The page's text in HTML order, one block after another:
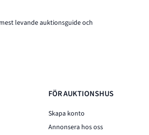
levande auktionsguide och
FÖR AUKTIONSHUS
Skapa konto
Annonsera hos oss